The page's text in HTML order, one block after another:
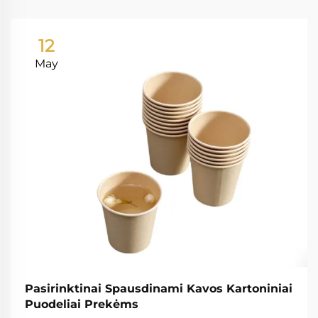
12
May
Pasirinktinai Spausdinami Kavos Kartoniniai
Puodeliai Prekėms